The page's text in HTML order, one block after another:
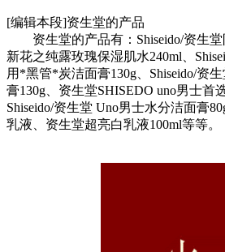
[编辑本段]资生堂的产品
资生堂的产品有：Shiseido/资生堂
新花之纯露玫瑰保湿肌水240ml、
用*黑管*炭洁面膏130g、Shiseido/资
膏130g、资生堂SHISEDO uno男士首
Shiseido/资生堂 Uno男士水分洁面膏
乳液、资生堂超亮白乳液100ml等等。